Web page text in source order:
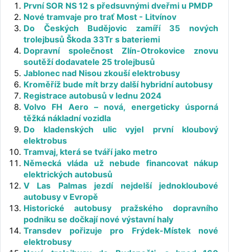
První SOR NS 12 s předsuvnými dveřmi u PMDP
Nové tramvaje pro trať Most - Litvínov
Do Českých Budějovic zamíří 35 nových
trolejbusů Škoda 33Tr s bateriemi
Dopravní společnost Zlín-Otrokovice znovu
soutěží dodavatele 25 trolejbusů
Jablonec nad Nisou zkouší elektrobusy
Kroměříž bude mít brzy další hybridní autobusy
Registrace autobusů v lednu 2024
Volvo FH Aero – nová, energeticky úsporná
těžká nákladní vozidla
Do kladenských ulic vyjel první kloubový
elektrobus
Tramvaj, která se tváří jako metro
Německá vláda už nebude financovat nákup
elektrických autobusů
V Las Palmas jezdí nejdelší jednokloubové
autobusy v Evropě
Historické autobusy pražského dopravního
podniku se dočkají nové výstavní haly
Transdev pořizuje pro Frýdek-Místek nové
elektrobusy